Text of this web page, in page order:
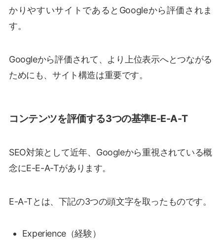
かりやすいサイトであるとGoogleから評価されま
す。
Googleから評価されて、より上位表示へとつながる
ためにも、サイト構造は重要です。
コンテンツを評価する3つの基準E-E-A-T
SEO対策として近年、Googleから重視されている概
念にE-E-A-Tがあります。
E-A-Tとは、下記の3つの頭文字を取ったものです。
Experience（経験）